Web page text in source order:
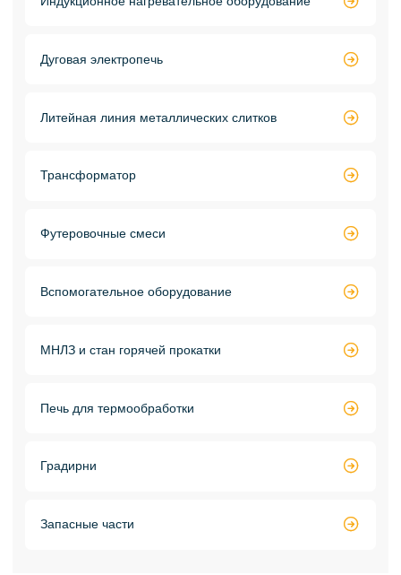
Дуговая электропечь 
Литейная линия металлических слитков 
Трансформатор 
Футеровочные смеси 
Вспомогательное оборудование 
МНЛЗ и стан горячей прокатки 
Печь для термообработки 
Градирни 
Запасные части 